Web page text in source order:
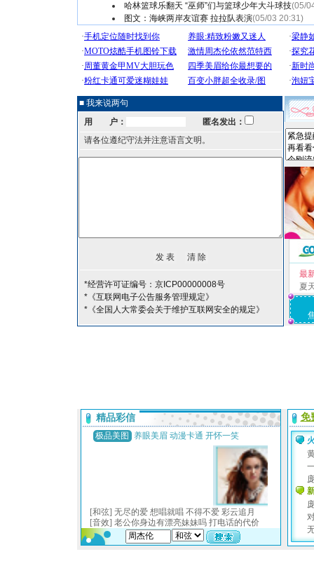
哈林篮球乐翻天 “巫师”们与篮球少年大斗球技(05/
图文：海峡两岸友谊赛 拉拉队表演(05/03 20:31)
■ 我来说两句
用 户：
匿名发出：
请各位遵纪守法并注意语言文明。
*经营许可证编号：京ICP00000008号
*《互联网电子公告服务管理规定》
*《全国人大常委会关于维护互联网安全的规定》
最
夏